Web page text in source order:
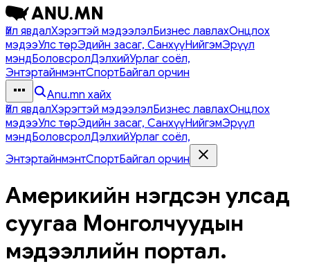
Үйл явдалХэрэгтэй мэдээлэлБизнес лавлахОнцлох
мэдээУлс төрЭдийн засаг, СанхүүНийгэмЭрүүл
мэндБоловсролДэлхийУрлаг соёл,
ЭнтэртайнмэнтСпортБайгал орчин
Anu.mn хайх
Үйл явдалХэрэгтэй мэдээлэлБизнес лавлахОнцлох
мэдээУлс төрЭдийн засаг, СанхүүНийгэмЭрүүл
мэндБоловсролДэлхийУрлаг соёл,
ЭнтэртайнмэнтСпортБайгал орчин
Америкийн нэгдсэн улсад
суугаа Монголчуудын
мэдээллийн портал.